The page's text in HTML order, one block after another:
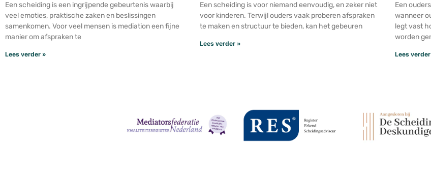
Een scheiding is een ingrijpende gebeurtenis waarbij
veel emoties, praktische zaken en beslissingen
samenkomen. Voor veel mensen is mediation een fijne
manier om afspraken te
Lees verder »
Een scheiding is voor niemand eenvoudig, en zeker niet
voor kinderen. Terwijl ouders vaak proberen afspraken
te maken en structuur te bieden, kan het gebeuren
Lees verder »
Een
wanneer
legt vast
worden
Lees